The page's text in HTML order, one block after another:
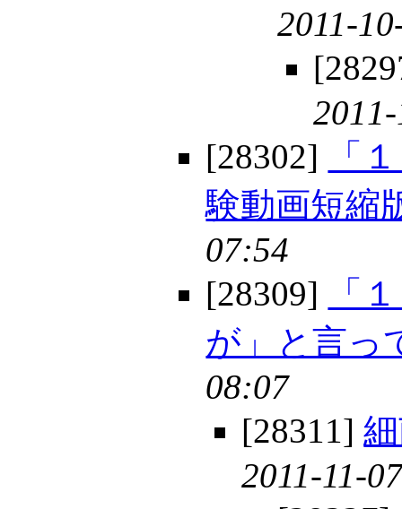
2011-
[28302]
「
験動画短縮
07:54
[28309]
「
が」と言っ
08:07
[28311]
2011-11-